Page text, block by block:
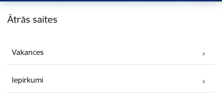
Kājene
Ātrās saites
Vakances
Iepirkumi